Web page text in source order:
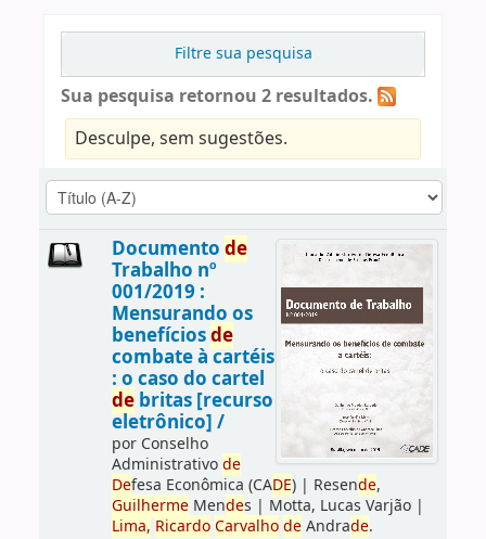
Filtre sua pesquisa
Sua pesquisa retornou 2 resultados.
Desculpe, sem sugestões.
Documento de
Trabalho nº
001/2019 :
Mensurando os
benefíciosde
combate à cartéis
: o caso do cartel
debritas [recurso
eletrônico] /
por Conselho
Administrativode
Defesa Econômica (CADE)| Resende,
GuilhermeMendes | Motta, Lucas Varjão|
Lima, Ricardo Carvalho deAndrade.